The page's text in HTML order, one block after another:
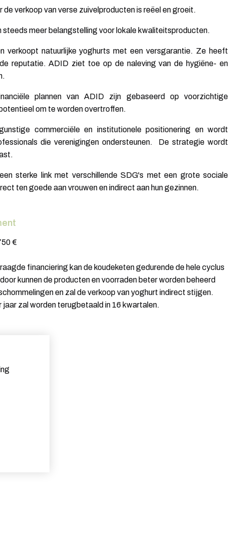
de verkoop van verse zuivelproducten is reëel en groeit.
steeds meer belangstelling voor lokale kwaliteitsproducten.
verkoopt natuurlijke yoghurts met een versgarantie. Ze heeft
reputatie. ADID ziet toe op de naleving van de hygiëne- en
plannen van ADID zijn gebaseerd op voorzichtige
om te worden overtroffen.
commerciële en institutionele positionering en wordt
die verenigingen ondersteunen. De strategie wordt
sterke link met verschillende SDG's met een grote sociale
ten goede aan vrouwen en indirect aan hun gezinnen.
€
financiering kan de koudeketen gedurende de hele cyclus
kunnen de producten en voorraden beter worden beheerd
en zal de verkoop van yoghurt indirect stijgen.
jaar zal worden terugbetaald in 16 kwartalen.